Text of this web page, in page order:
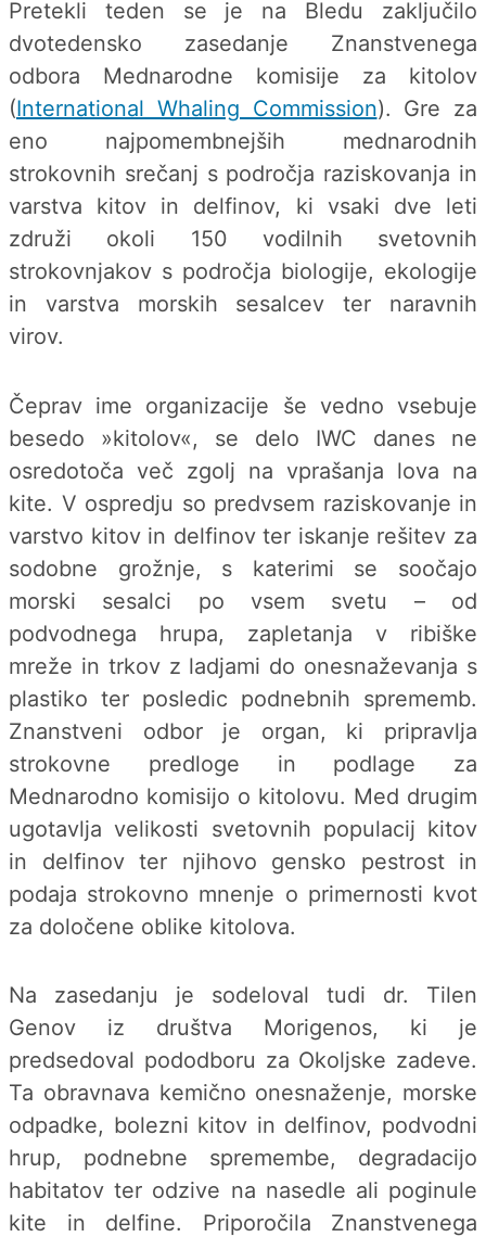
Pretekli teden se je na Bledu zaključilo
dvotedensko zasedanje Znanstvenega
odbora Mednarodne komisije za kitolov
(International Whaling Commission). Gre za
eno najpomembnejših mednarodnih
strokovnih srečanj s področja raziskovanja in
varstva kitov in delfinov, ki vsaki dve leti
združi okoli 150 vodilnih svetovnih
strokovnjakov s področja biologije, ekologije
in varstva morskih sesalcev ter naravnih
virov.
Čeprav ime organizacije še vedno vsebuje
besedo »kitolov«, se delo IWC danes ne
osredotoča več zgolj na vprašanja lova na
kite. V ospredju so predvsem raziskovanje in
varstvo kitov in delfinov ter iskanje rešitev za
sodobne grožnje, s katerimi se soočajo
morski sesalci po vsem svetu – od
podvodnega hrupa, zapletanja v ribiške
mreže in trkov z ladjami do onesnaževanja s
plastiko ter posledic podnebnih sprememb.
Znanstveni odbor je organ, ki pripravlja
strokovne predloge in podlage za
Mednarodno komisijo o kitolovu. Med drugim
ugotavlja velikosti svetovnih populacij kitov
in delfinov ter njihovo gensko pestrost in
podaja strokovno mnenje o primernosti kvot
za določene oblike kitolova.
Na zasedanju je sodeloval tudi dr. Tilen
Genov iz društva Morigenos, ki je
predsedoval pododboru za Okoljske zadeve.
Ta obravnava kemično onesnaženje, morske
odpadke, bolezni kitov in delfinov, podvodni
hrup, podnebne spremembe, degradacijo
habitatov ter odzive na nasedle ali poginule
kite in delfine. Priporočila Znanstvenega